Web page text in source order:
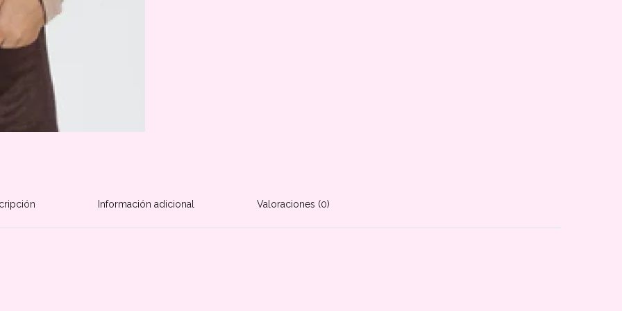
Información adicional Valoraciones (0)